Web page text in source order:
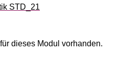
STD_21
dieses Modul vorhanden.